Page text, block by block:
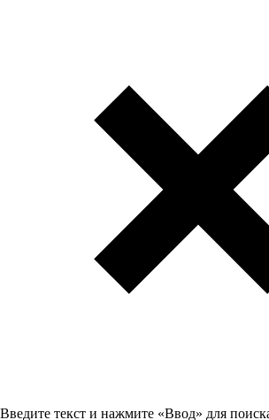
Введите текст и нажмите «Ввод» для